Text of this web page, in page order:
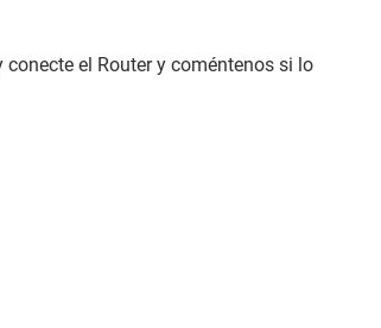
el Router y coméntenos si lo